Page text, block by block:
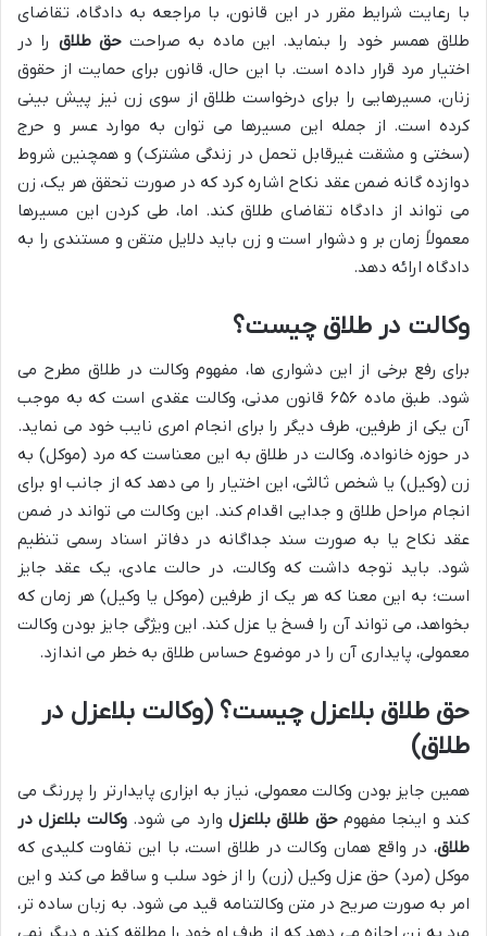
با رعایت شرایط مقرر در این قانون، با مراجعه به دادگاه، تقاضای
طلاق همسر خود را بنماید. این ماده به صراحتحق طلاق را در
اختیار مرد قرار داده است. با این حال، قانون برای حمایت از حقوق
زنان، مسیرهایی را برای درخواست طلاق از سوی زن نیز پیش بینی
کرده است. از جمله این مسیرها می توان به موارد عسر و حرج
(سختی و مشقت غیرقابل تحمل در زندگی مشترک) و همچنین شروط
دوازده گانه ضمن عقد نکاح اشاره کرد که در صورت تحقق هر یک، زن
می تواند از دادگاه تقاضای طلاق کند. اما، طی کردن این مسیرها
معمولاً زمان بر و دشوار است و زن باید دلایل متقن و مستندی را به
دادگاه ارائه دهد.
وکالت در طلاق چیست؟
برای رفع برخی از این دشواری ها، مفهوم وکالت در طلاق مطرح می
شود. طبق ماده ۶۵۶ قانون مدنی، وکالت عقدی است که به موجب
آن یکی از طرفین، طرف دیگر را برای انجام امری نایب خود می نماید.
در حوزه خانواده، وکالت در طلاق به این معناست که مرد (موکل) به
زن (وکیل) یا شخص ثالثی، این اختیار را می دهد که از جانب او برای
انجام مراحل طلاق و جدایی اقدام کند. این وکالت می تواند در ضمن
عقد نکاح یا به صورت سند جداگانه در دفاتر اسناد رسمی تنظیم
شود. باید توجه داشت که وکالت، در حالت عادی، یک عقد جایز
است؛ به این معنا که هر یک از طرفین (موکل یا وکیل) هر زمان که
بخواهد، می تواند آن را فسخ یا عزل کند. این ویژگی جایز بودن وکالت
معمولی، پایداری آن را در موضوع حساس طلاق به خطر می اندازد.
حق طلاق بلاعزل چیست؟ (وکالت بلاعزل در
طلاق)
همین جایز بودن وکالت معمولی، نیاز به ابزاری پایدارتر را پررنگ می
کند و اینجا مفهومحق طلاق بلاعزلوارد می شود.وکالت بلاعزل در
طلاق، در واقع همان وکالت در طلاق است، با این تفاوت کلیدی که
موکل (مرد) حق عزل وکیل (زن) را از خود سلب و ساقط می کند و این
امر به صورت صریح در متن وکالتنامه قید می شود. به زبان ساده تر،